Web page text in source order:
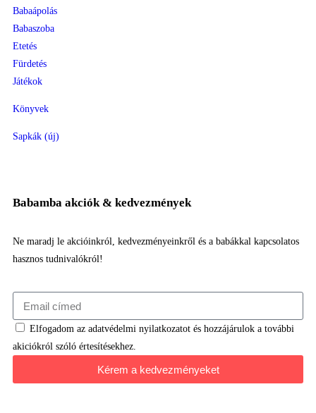
Babaápolás
Babaszoba
Etetés
Fürdetés
Játékok
Könyvek
Sapkák (új)
Babamba akciók & kedvezmények
Ne maradj le akcióinkról, kedvezményeinkről és a babákkal kapcsolatos
hasznos tudnivalókról!
Elfogadom az adatvédelmi nyilatkozatot és hozzájárulok a további
akiciókról szóló értesítésekhez.
Kérem a kedvezményeket